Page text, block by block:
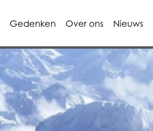
Gedenken Over ons Nieuws